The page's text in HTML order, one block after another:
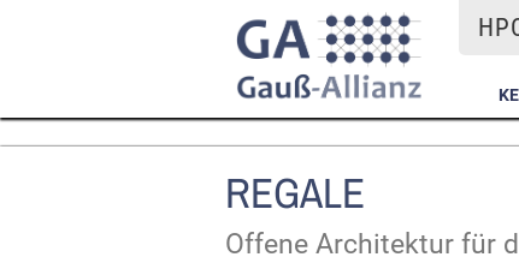
REGALE
Offene Architektur für